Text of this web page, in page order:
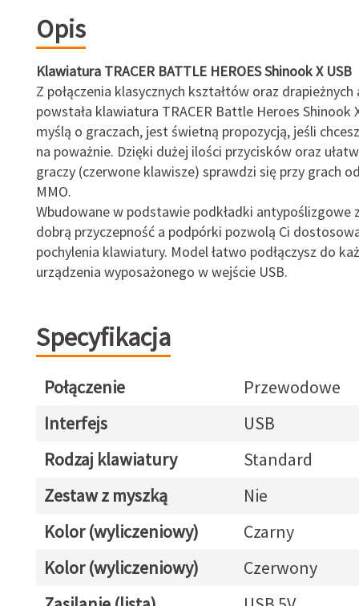
Opis
Klawiatura TRACER BATTLE HEROES Shinook X USB
Z połączenia klasycznych kształtów oraz
powstała klawiatura TRACER Battle Heroes Shinook
myślą o graczach, jest świetną propozycją, jeśli
na poważnie. Dzięki dużej ilości przycisków oraz
graczy (czerwone klawisze) sprawdzi się przy grach
MMO.
Wbudowane w podstawie podkładki antypoślizgowe
dobrą przyczepność a podpórki pozwolą Ci
pochylenia klawiatury. Model łatwo podłączysz do
urządzenia wyposażonego w wejście USB.
Specyfikacja
Połączenie
Przewodowe
Interfejs
USB
Rodzaj klawiatury
Standard
Zestaw z myszką
Nie
Kolor (wyliczeniowy)
Czarny
Kolor (wyliczeniowy)
Czerwony